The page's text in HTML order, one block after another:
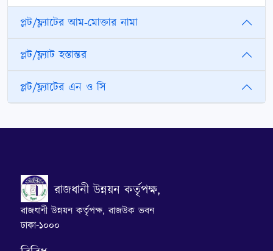
প্লট/ফ্ল্যাটের আম-মোক্তার নামা
প্লট/ফ্ল্যাট হস্তান্তর
প্লট/ফ্ল্যাটের এন ও সি
রাজধানী উন্নয়ন কর্তৃপক্ষ,
রাজধানী উন্নয়ন কর্তৃপক্ষ, রাজউক ভবন
ঢাকা-১০০০